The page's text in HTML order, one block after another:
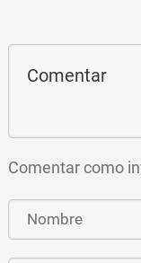
Comentar como